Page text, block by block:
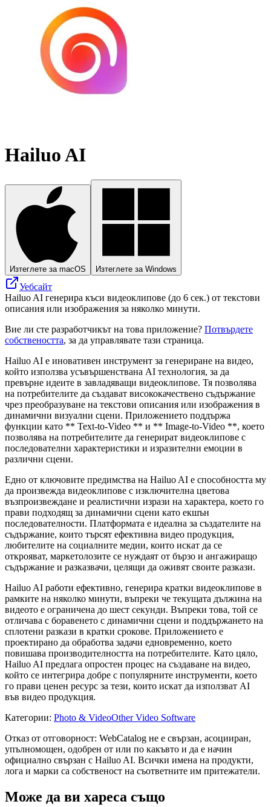
Hailuo AI
Изтеглете за macOS Изтеглете за Windows
Уебсайт
Hailuo AI генерира къси видеоклипове (до 6 сек.) от текстови
описания или изображения за няколко минути.
Вие ли сте разработчикът на това приложение? Потвърдете
собствеността, за да управлявате тази страница.
Hailuo AI е иновативен инструмент за генериране на видео,
който използва усъвършенствана AI технология, за да
превърне идеите в завладяващи видеоклипове. Тя позволява
на потребителите да създават висококачествено съдържание
чрез преобразуване на текстови описания или изображения в
динамични визуални сцени. Приложението поддържа
функции като ** Text-to-Video ** и ** Image-to-Video **, което
позволява на потребителите да генерират видеоклипове с
последователни характеристики и изразителни емоции в
различни сцени.
Едно от ключовите предимства на Hailuo AI е способността му
да произвежда видеоклипове с изключителна цветова
възпроизвеждане и реалистични изрази на характера, което го
прави подходящ за динамични сцени като екшън
последователности. Платформата е идеална за създателите на
съдържание, които търсят ефективна видео продукция,
любителите на социалните медии, които искат да се
открояват, маркетолозите се нуждаят от бързо и ангажиращо
съдържание и разказвачи, целящи да оживят своите разкази.
Hailuo AI работи ефективно, генерира кратки видеоклипове в
рамките на няколко минути, въпреки че текущата дължина на
видеото е ограничена до шест секунди. Въпреки това, той се
отличава с боравенето с динамични сцени и поддържането на
сплотени разкази в кратки срокове. Приложението е
проектирано да обработва задачи едновременно, което
повишава производителността на потребителите. Като цяло,
Hailuo AI предлага опростен процес на създаване на видео,
който се интегрира добре с популярните инструменти, което
го прави ценен ресурс за тези, които искат да използват AI
във видео продукция.
Категории: Photo & VideoOther Video Software
Отказ от отговорност: WebCatalog не е свързан, асоцииран,
упълномощен, одобрен от или по какъвто и да е начин
официално свързан с Hailuo AI. Всички имена на продукти,
лога и марки са собственост на съответните им притежатели.
Може да ви хареса също